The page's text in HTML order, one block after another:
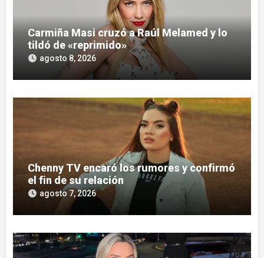
Carmiña Masi cruzó a Raúl Melamed y lo
tildó de «reprimido»
agosto 8, 2026
Chenny TV encaró los rumores y confirmó
el fin de su relación
agosto 7, 2026